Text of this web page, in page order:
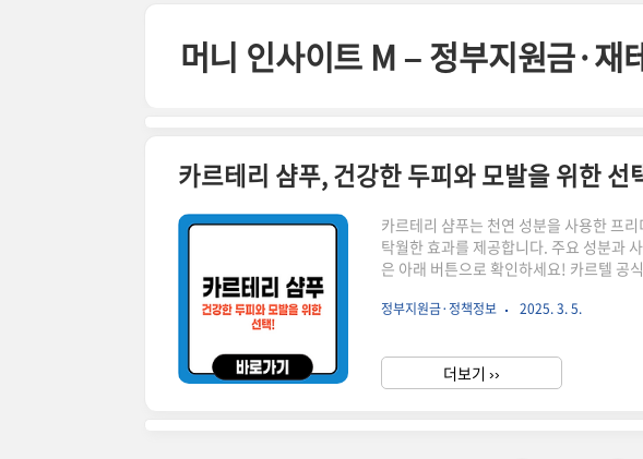
머니 인사이트 M – 정부지원금·재
카르테리 샴푸, 건강한 두피와 모발을 위한 선
카르테리 샴푸는 천연 성분을 사용한 프
탁월한 효과를 제공합니다. 주요 성분과
은 아래 버튼으로 확인하세요! 카르텔 공
기반의 프리미엄 헤어 케어 제품입니다.
극 없이 건강한 모발 케어✔ 피부 저자극
강화 & 영양 공급 – 건조한 모발에 수분과
정부지원금·정책정보 2025. 3. 5.
더보기 ››